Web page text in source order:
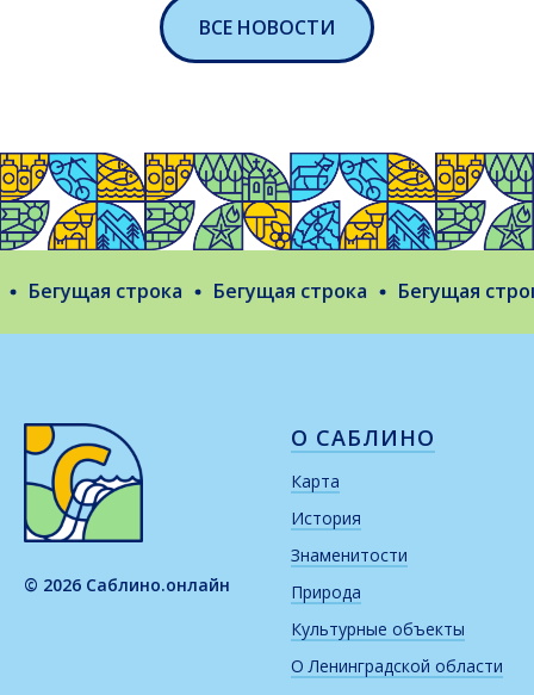
ВСЕ НОВОСТИ
Бегущая строка Бегущая строка Бегущая строка
© 2026 Саблино.онлайн
О САБЛИНО
Карта
История
Знаменитости
Природа
Культурные объекты
О Ленинградской области